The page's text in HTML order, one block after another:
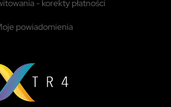
- korekty płatności
moje powiadomienia